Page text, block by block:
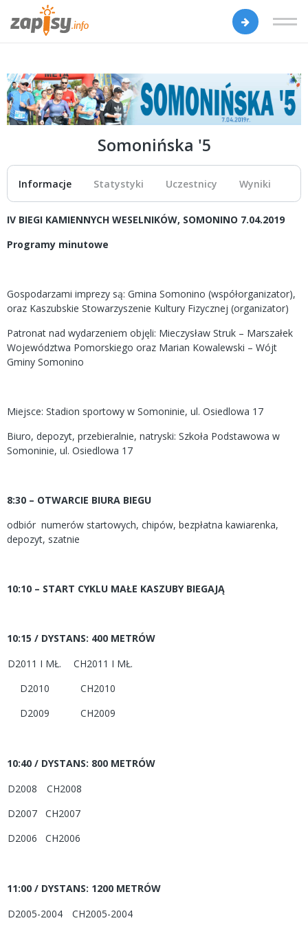
Somonińska '5
Informacje Statystyki Uczestnicy Wyniki
IV BIEGI KAMIENNYCH WESELNIKÓW, SOMONINO 7.04.2019
Programy minutowe
Gospodarzami imprezy są: Gmina Somonino (współorganizator),
oraz Kaszubskie Stowarzyszenie Kultury Fizycznej (organizator)
Patronat nad wydarzeniem objęli: Mieczysław Struk – Marszałek
Województwa Pomorskiego oraz Marian Kowalewski – Wójt
Gminy Somonino
Miejsce: Stadion sportowy w Somoninie, ul. Osiedlowa 17
Biuro, depozyt, przebieralnie, natryski: Szkoła Podstawowa w
Somoninie, ul. Osiedlowa 17
8:30 – OTWARCIE BIURA BIEGU
odbiór numerów startowych, chipów, bezpłatna kawiarenka,
depozyt, szatnie
10:10 – START CYKLU MAŁE KASZUBY BIEGAJĄ
10:15 / DYSTANS: 400 METRÓW
D2011 I MŁ.
D2010
D2009
CH2011 I MŁ.
CH2010
CH2009
10:40 / DYSTANS: 800 METRÓW
D2008
D2007
D2006
CH2008
CH2007
CH2006
11:00 / DYSTANS: 1200 METRÓW
D2005-2004
CH2005-2004